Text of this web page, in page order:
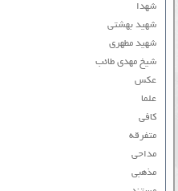
شهدا
شهید بهشتی
شهید مطهری
شیخ مهدی طائب
عکس
علما
کافی
متفرقه
مداحی
مذهبی